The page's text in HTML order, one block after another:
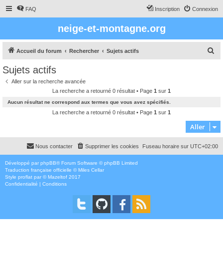
FAQ Connexion
Inscription
neige-et-montagne.org
Accueil du forum Rechercher Sujets actifs
c
h
e
Sujets actifs
Aller sur la recherche avancée
La recherche a retourné 0 résultat • Page 1 sur 1
Aucun résultat ne correspond aux termes que vous avez spécifiés.
La recherche a retourné 0 résultat • Page 1 sur 1
Aller
Fuseau horaire sur UTC+02:00
Supprimer les cookies
Nous contacter
Développé par phpBB® Forum Software © phpBB Limited
Traduction française officielle ©Miles Cellar
Style proflat par ©Mazeltof 2017
Confidentialité | Conditions